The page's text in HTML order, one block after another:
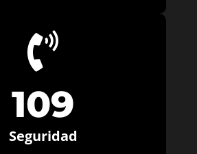

109
Seguridad